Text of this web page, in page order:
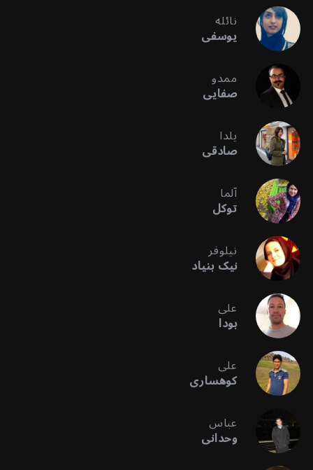
نائله
یوسفی
ممدو
صفایی
یلدا
صادقی
آلما
توکل
نیلوفر
نیک بنیاد
علی
بودا
علی
کوهساری
عباس
وحدانی